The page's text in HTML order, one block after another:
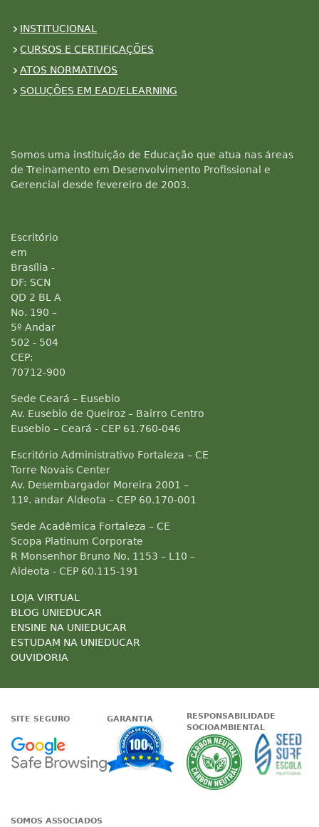
INSTITUCIONAL
CURSOS E CERTIFICAÇÕES
ATOS NORMATIVOS
SOLUÇÕES EM EAD/ELEARNING
Somos uma instituição de Educação que atua nas áreas
de Treinamento em Desenvolvimento Profissional e
Gerencial desde fevereiro de 2003.
Escritório
em
Brasília -
DF: SCN
QD 2 BL A
No. 190 –
5º Andar
502 - 504
CEP:
70712-900
Sede Ceará – Eusebio
Av. Eusebio de Queiroz – Bairro Centro
Eusebio – Ceará - CEP 61.760-046
Escritório Administrativo Fortaleza – CE
Torre Novais Center
Av. Desembargador Moreira 2001 –
11º. andar Aldeota – CEP 60.170-001
Sede Acadêmica Fortaleza – CE
Scopa Platinum Corporate
R Monsenhor Bruno No. 1153 – L10 –
Aldeota - CEP 60.115-191
LOJA VIRTUAL
BLOG UNIEDUCAR
ENSINE NA UNIEDUCAR
ESTUDAM NA UNIEDUCAR
OUVIDORIA
SITE SEGURO
Google - Status do site no
GARANTIA
Garantia de
RESPONSABILIDADE
SOCIOAMBIENTAL
A
SOMOS ASSOCIADOS